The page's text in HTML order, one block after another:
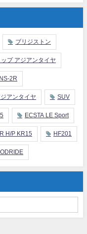
ブリジストン
プ アジアンタイヤ
NS-2R
アンタイヤ SUV
ECSTA LE Sport
H/P KR15 HF201